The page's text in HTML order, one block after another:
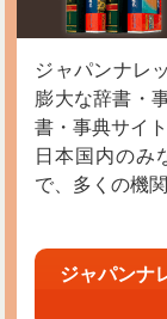
ジャパンナレ
膨大な辞書・
書・事典サイト
日本国内のみ
で、多くの機
ジャパンナ